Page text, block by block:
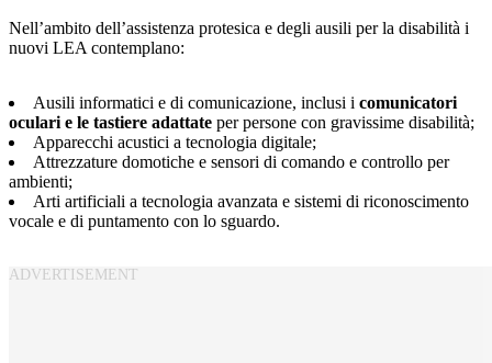
Nell’ambito dell’assistenza protesica e degli ausili per la disabilità i
nuovi LEA contemplano:
Ausili informatici e di comunicazione, inclusi i comunicatori
oculari e le tastiere adattate per persone con gravissime disabilità;
Apparecchi acustici a tecnologia digitale;
Attrezzature domotiche e sensori di comando e controllo per
ambienti;
Arti artificiali a tecnologia avanzata e sistemi di riconoscimento
vocale e di puntamento con lo sguardo.